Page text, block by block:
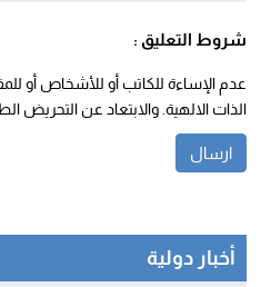
شروط التعليق :
عدم الإساءة للكاتب أو للأشخاص أو
الذات الالهية. والابتعاد عن التحريض
أخبار دولية